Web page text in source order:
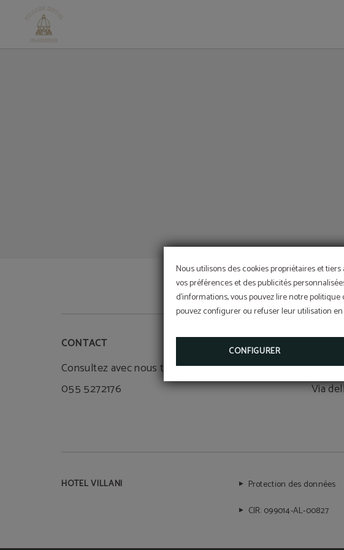
Nous utilisons des cookies propriétaires et
vos préférences et des publicités
d'informations, vous pouvez lire notre
pouvez configurer ou refuser leur utilisation
CONFIGURER
CONTACT
Consultez avec nous tous vos doutes +39
055 5272176
Nous
Via
HOTEL VILLANI Protection des données
CIR: 099014-AL-00827